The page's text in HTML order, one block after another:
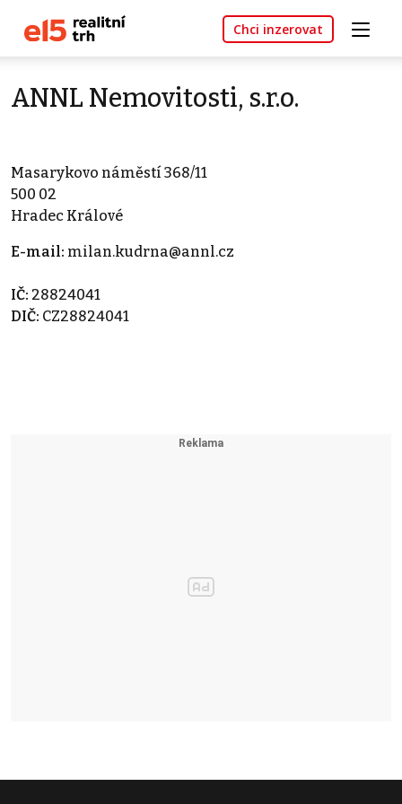
Chci inzerovat
ANNL Nemovitosti, s.r.o.
Masarykovo náměstí 368/11
500 02
Hradec Králové
E-mail: milan.kudrna@annl.cz
IČ: 28824041
DIČ: CZ28824041